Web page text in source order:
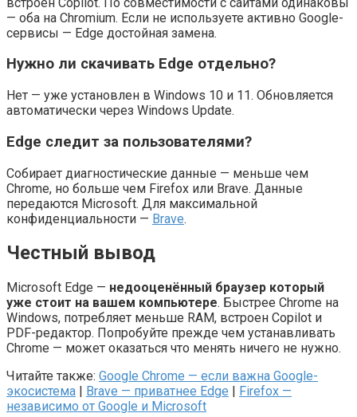
— оба на Chromium. Если не используете активно Google-
сервисы — Edge достойная замена.
Нужно ли скачивать Edge отдельно?
Нет — уже установлен в Windows 10 и 11. Обновляется
автоматически через Windows Update.
Edge следит за пользователями?
Собирает диагностические данные — меньше чем
Chrome, но больше чем Firefox или Brave. Данные
передаются Microsoft. Для максимальной
конфиденциальности — Brave.
Честный вывод
Microsoft Edge — недооценённый браузер который
уже стоит на вашем компьютере. Быстрее Chrome на
Windows, потребляет меньше RAM, встроен Copilot и
PDF-редактор. Попробуйте прежде чем устанавливать
Chrome — может оказаться что менять ничего не нужно.
Читайте также: Google Chrome — если важна Google-
экосистема
Brave — приватнее Edge
Firefox —
независимо от Google и Microsoft